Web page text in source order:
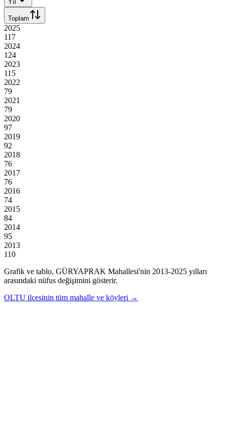
Yıl
Toplam
2025
117
2024
124
2023
115
2022
79
2021
79
2020
97
2019
92
2018
76
2017
76
2016
74
2015
84
2014
95
2013
110
Grafik ve tablo, GÜRYAPRAK Mahallesi'nin 2013-2025 yılları
arasındaki nüfus değişimini gösterir.
OLTU ilçesinin tüm mahalle ve köyleri →